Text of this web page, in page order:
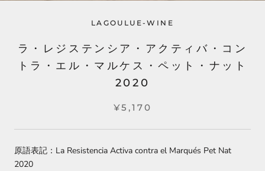
LAGOULUE-WINE
ラ・レジステンシア・アクティバ・コン
トラ・エル・マルケス・ペット・ナット
2020
¥5,170
原語表記：La Resistencia Activa contra el Marqués Pet Nat
2020